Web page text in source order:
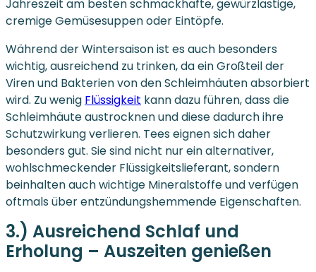
Jahreszeit am besten schmackhafte, gewürzlastige,
cremige Gemüsesuppen oder Eintöpfe.
Während der Wintersaison ist es auch besonders
wichtig, ausreichend zu trinken, da ein Großteil der
Viren und Bakterien von den Schleimhäuten absorbiert
wird. Zu wenig Flüssigkeit kann dazu führen, dass die
Schleimhäute austrocknen und diese dadurch ihre
Schutzwirkung verlieren. Tees eignen sich daher
besonders gut. Sie sind nicht nur ein alternativer,
wohlschmeckender Flüssigkeitslieferant, sondern
beinhalten auch wichtige Mineralstoffe und verfügen
oftmals über entzündungshemmende Eigenschaften.
3.) Ausreichend Schlaf und
Erholung – Auszeiten genießen